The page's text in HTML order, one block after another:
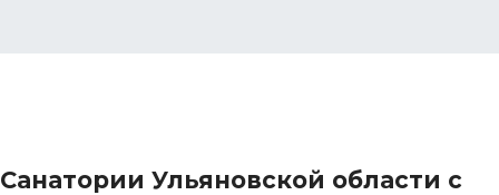
Санатории Ульяновской области с